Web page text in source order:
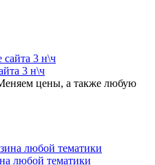
3 н\ч
цены, а также любую
любой тематики